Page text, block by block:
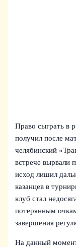
Право сыграть в
получил после
челябинский
встрече вырвали
исход лишил
казанцев в
клуб стал
потерянным
завершения
На данный